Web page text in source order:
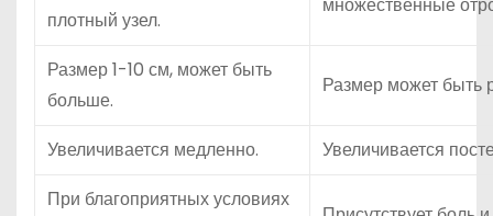
плотный узел.
Размер 1-10 см, может быть
больше.
Размер может быть
Увеличивается медленно.
Увеличивается
При благоприятных условиях